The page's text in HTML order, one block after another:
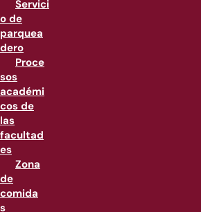
Servici
o de
parquea
dero
Proce
sos
académi
cos de
las
facultad
es
Zona
de
comida
s